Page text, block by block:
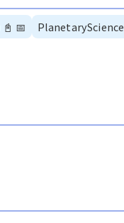
📓 📅 PlanetaryScience